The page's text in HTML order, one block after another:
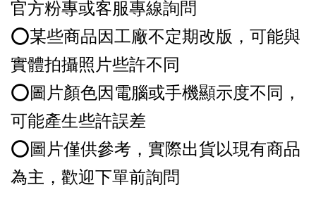
官方粉專或客服專線詢問
⭕️某些商品因工廠不定期改版，可能與
實體拍攝照片些許不同
⭕️圖片顏色因電腦或手機顯示度不同，
可能產生些許誤差
⭕️圖片僅供參考，實際出貨以現有商品
為主，歡迎下單前詢問